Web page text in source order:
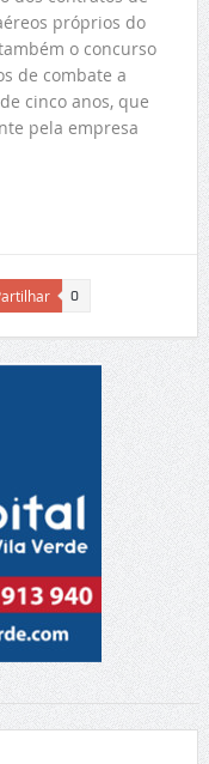
próprios do
o concurso
de combate a
cinco anos, que
pela empresa
0